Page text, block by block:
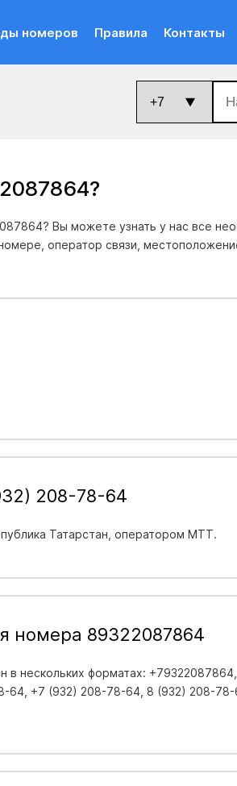
номеров Правила Контакты
?
Вы можете узнать у нас все
оператор связи,
208-78-64
Татарстан , оператором МТТ.
номера 89322087864
нескольких форматах: +79322087864,
64, +7 (932) 208-78-64, 8 (932) 208-78-